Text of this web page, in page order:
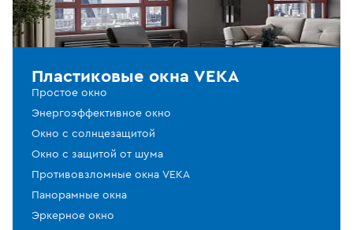
Пластиковые окна VEKA
Простое окно
Энергоэффективное окно
Окно с солнцезащитой
Окно с защитой от шума
Противовзломные окна VEKA
Панорамные окна
Эркерное окно